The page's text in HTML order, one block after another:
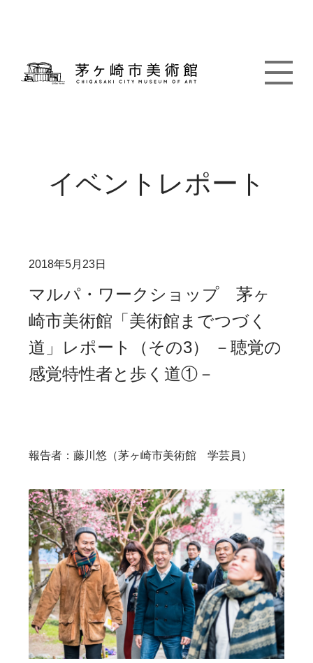
イベントレポート
2018年5月23日
マルパ・ワークショップ 茅ヶ
崎市美術館「美術館までつづく
道」レポート（その3） －聴覚の
感覚特性者と歩く道①－
報告者：藤川悠（茅ヶ崎市美術館 学芸員）